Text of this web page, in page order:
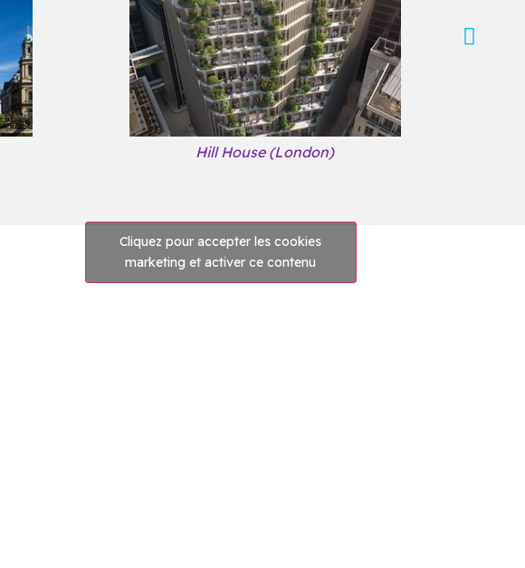
Hill House (London)
Cliquez pour accepter les cookies
marketing et activer ce contenu